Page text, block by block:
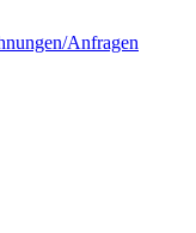
Anfragen